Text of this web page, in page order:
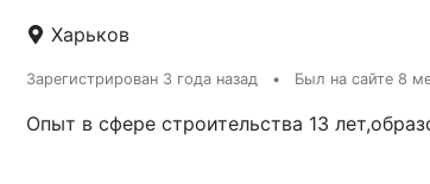
Харьков
Зарегистрирован 3 года назад • Был на сайте 8
Опыт в сфере строительства 13